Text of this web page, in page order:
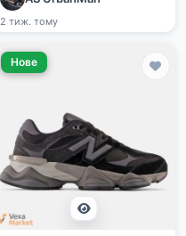
2 тиж. тому
Нове